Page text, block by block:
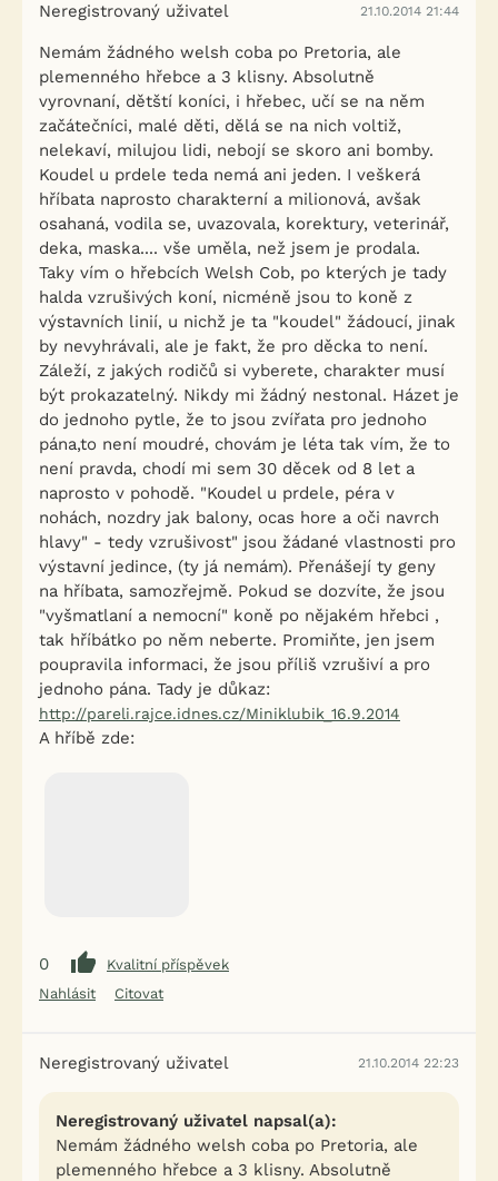
Neregistrovaný uživatel 21.10.2014 21:44
Nemám žádného welsh coba po Pretoria, ale
plemenného hřebce a 3 klisny. Absolutně
vyrovnaní, dětští koníci, i hřebec, učí se na něm
začátečníci, malé děti, dělá se na nich voltiž,
nelekaví, milujou lidi, nebojí se skoro ani bomby.
Koudel u prdele teda nemá ani jeden. I veškerá
hříbata naprosto charakterní a milionová, avšak
osahaná, vodila se, uvazovala, korektury, veterinář,
deka, maska.... vše uměla, než jsem je prodala.
Taky vím o hřebcích Welsh Cob, po kterých je tady
halda vzrušivých koní, nicméně jsou to koně z
výstavních linií, u nichž je ta "koudel" žádoucí, jinak
by nevyhrávali, ale je fakt, že pro děcka to není.
Záleží, z jakých rodičů si vyberete, charakter musí
být prokazatelný. Nikdy mi žádný nestonal. Házet je
do jednoho pytle, že to jsou zvířata pro jednoho
pána,to není moudré, chovám je léta tak vím, že to
není pravda, chodí mi sem 30 děcek od 8 let a
naprosto v pohodě. "Koudel u prdele, péra v
nohách, nozdry jak balony, ocas hore a oči navrch
hlavy" - tedy vzrušivost" jsou žádané vlastnosti pro
výstavní jedince, (ty já nemám). Přenášejí ty geny
na hříbata, samozřejmě. Pokud se dozvíte, že jsou
"vyšmatlaní a nemocní" koně po nějakém hřebci ,
tak hříbátko po něm neberte. Promiňte, jen jsem
poupravila informaci, že jsou příliš vzrušiví a pro
jednoho pána. Tady je důkaz:
http://pareli.rajce.idnes.cz/Miniklubik_16.9.2014
A hříbě zde:
0
Kvalitní příspěvek
Nahlásit
Citovat
Neregistrovaný uživatel 21.10.2014 22:23
Neregistrovaný uživatel napsal(a):
Nemám žádného welsh coba po Pretoria, ale
plemenného hřebce a 3 klisny. Absolutně